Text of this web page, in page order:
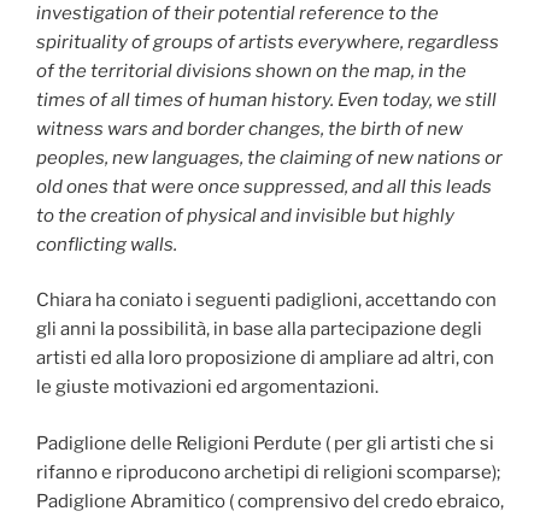
investigation of their potential reference to the
spirituality of groups of artists everywhere, regardless
of the territorial divisions shown on the map, in the
times of all times of human history. Even today, we still
witness wars and border changes, the birth of new
peoples, new languages, the claiming of new nations or
old ones that were once suppressed, and all this leads
to the creation of physical and invisible but highly
conflicting walls.
Chiara ha coniato i seguenti padiglioni, accettando con
gli anni la possibilità, in base alla partecipazione degli
artisti ed alla loro proposizione di ampliare ad altri, con
le giuste motivazioni ed argomentazioni.
Padiglione delle Religioni Perdute ( per gli artisti che si
rifanno e riproducono archetipi di religioni scomparse);
Padiglione Abramitico ( comprensivo del credo ebraico,